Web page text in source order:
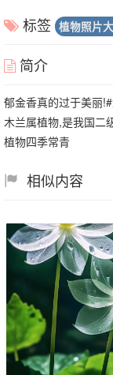
标签 植物照片
简介
郁金香真的过于美丽
木兰属植物,是我国二
植物四季常青
相似内容